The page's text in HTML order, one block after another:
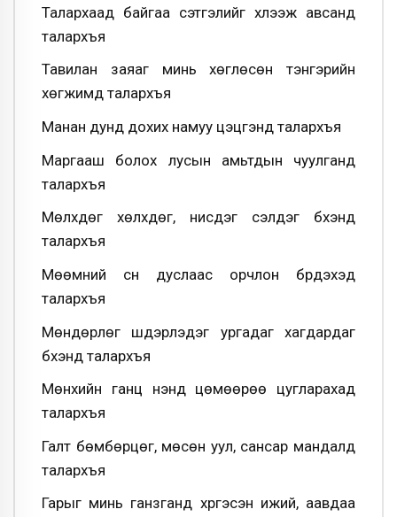
Талархаад байгаа сэтгэлийг хүлээж авсанд
талархъя
Тавилан заяаг минь хөглөсөн тэнгэрийн
хөгжимд талархъя
Манан дунд дохих намуу цэцгэнд талархъя
Маргааш болох лусын амьтдын чуулганд
талархъя
Мөлхдөг хөлхдөг, нисдэг сэлдэг бүхэнд
талархъя
Мөөмний сүүн дуслаас орчлон бүрдэхэд
талархъя
Мөндөрлөг шүүдэрлэдэг ургадаг хагдардаг
бүхэнд талархъя
Мөнхийн ганц үнэнд цөмөөрөө цугларахад
талархъя
Галт бөмбөрцөг, мөсөн уул, сансар мандалд
талархъя
Гарыг минь ганзганд хүргэсэн ижий, аавдаа